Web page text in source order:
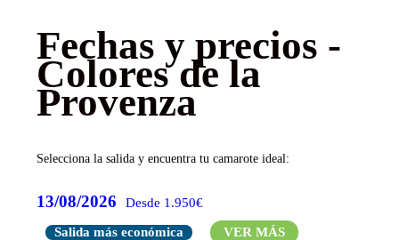
Fechas y precios -
Colores de la
Provenza
Selecciona la salida y encuentra tu camarote ideal:
13/08/2026 Desde 1.950€
Salida más económica VER MÁS